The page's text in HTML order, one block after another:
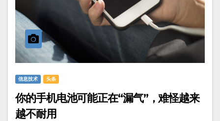
信息技术 头条
你的手机电池可能正在“漏气”，难怪越来
越不耐用